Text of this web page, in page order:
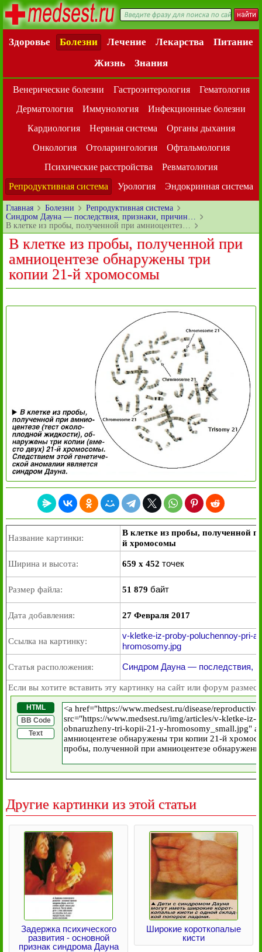
Здоровье Болезни Лечение Лекарства
Питание
Жизнь
Знания
Венерические болезни Гастроэнтерология
Гематология
Дерматология
Иммунология
Инфекционные болезни
Кардиология
Нервная система
Органы дыхания
Онкология
Отоларингология
Офтальмология
Психические расстройства
Ревматология
Репродуктивная система
Урология Эндокринная система
Главная Болезни
Репродуктивная система
Синдром Дауна — последствия, признаки, причин…
В клетке из пробы, полученной при амниоцентез…
В клетке из пробы, полученной при
амниоцентезе обнаружены три
копии 21-й хромосомы
Название картинки:
В клетке из пробы, полученной
й хромосомы
Ширина и высота: 659 x 452 точек
Размер файла: 51 879 байт
Дата добавления: 27 Февраля 2017
Ссылка на картинку:
v-kletke-iz-proby-poluchennoy-pri-
hromosomy.jpg
Статья расположения: Синдром Дауна — последствия,
Если вы хотите вставить эту картинку на сайт или форум
HTML
BB Code
Text
Другие картинки из этой статьи
Задержка психического
развития - основной
признак синдрома Дауна
Широкие короткопалые
кисти